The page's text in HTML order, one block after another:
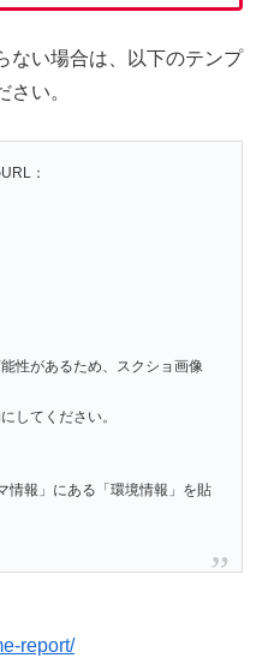
ない場合は、以下のテンプ
い。
：
性があるため、スクショ画像
してください。
報」にある「環境情報」を貼
report/